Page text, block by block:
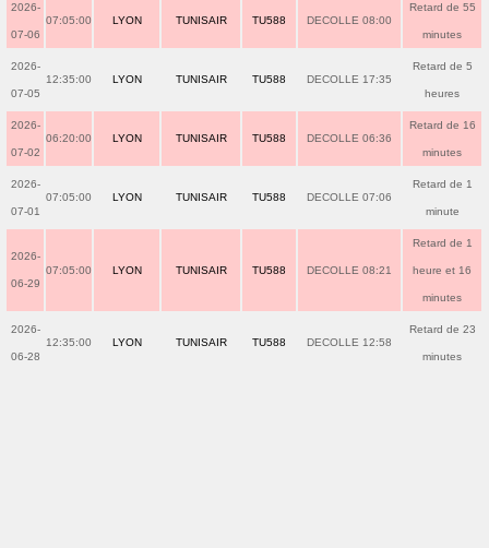
2026-
07-06
07:05:00 LYON TUNISAIR TU588 DECOLLE 08:00
Retard de 55
minutes
2026-
07-05
12:35:00 LYON TUNISAIR TU588 DECOLLE 17:35
Retard de 5
heures
2026-
07-02
06:20:00 LYON TUNISAIR TU588 DECOLLE 06:36
Retard de 16
minutes
2026-
07-01
07:05:00 LYON TUNISAIR TU588 DECOLLE 07:06
Retard de 1
minute
2026-
06-29
07:05:00 LYON TUNISAIR TU588 DECOLLE 08:21
Retard de 1
heure et 16
minutes
2026-
06-28
12:35:00 LYON TUNISAIR TU588 DECOLLE 12:58
Retard de 23
minutes